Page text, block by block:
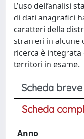
L’uso dell’analisi
di dati anagrafici
caratteri della
stranieri in alcune
ricerca è integrata
territori in esame.
Scheda breve
Scheda
Anno